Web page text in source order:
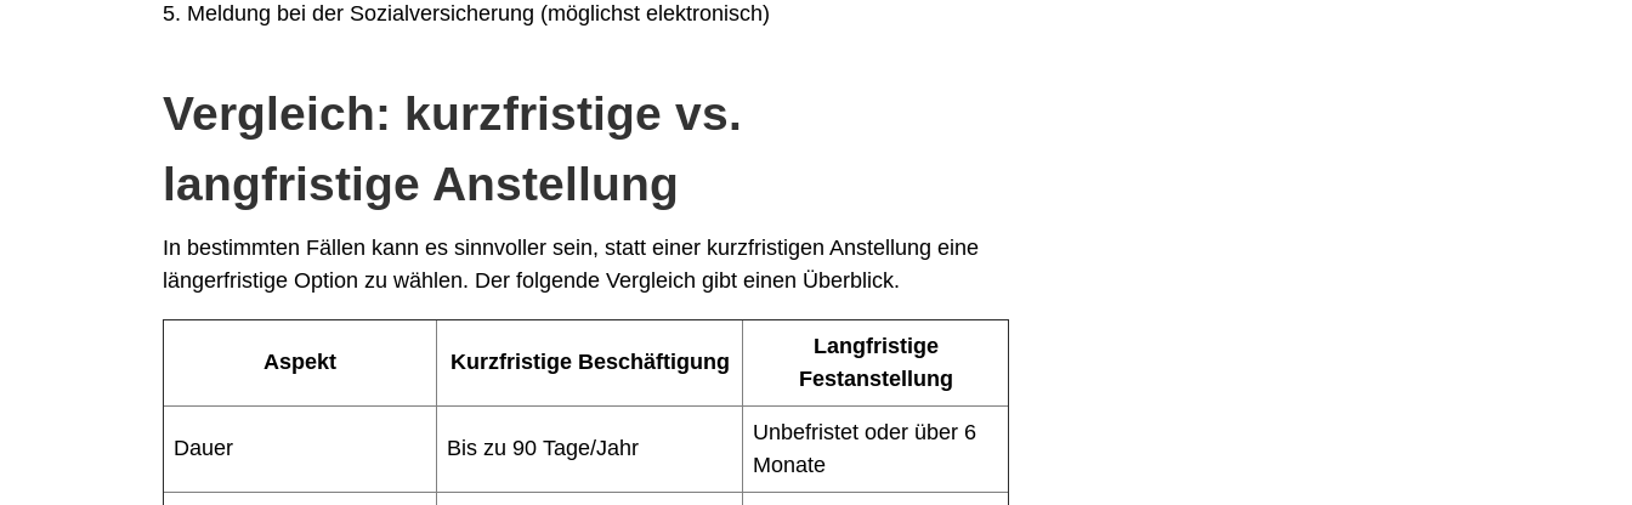
Meldung bei der Sozialversicherung (möglichst elektronisch)
Vergleich: kurzfristige vs.
langfristige Anstellung
In bestimmten Fällen kann es sinnvoller sein, statt einer kurzfristigen Anstellung eine
längerfristige Option zu wählen. Der folgende Vergleich gibt einen Überblick.
Aspekt Kurzfristige Beschäftigung
Langfristige
Festanstellung
Dauer Bis zu 90 Tage/Jahr
Unbefristet oder über 6
Monate